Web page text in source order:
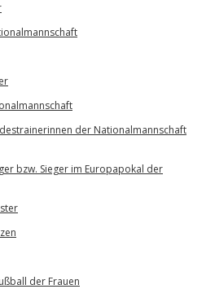
der Nationalmannschaft
bzw. Sieger im Europapokal der
der Frauen